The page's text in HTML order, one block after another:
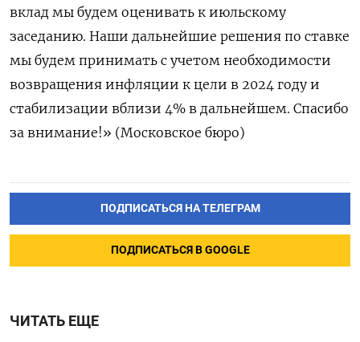
ПОДПИСАТЬСЯ НА ТЕЛЕГРАМ
ПОДПИСАТЬСЯ В GOOGLE
ЧИТАТЬ ЕЩЕ